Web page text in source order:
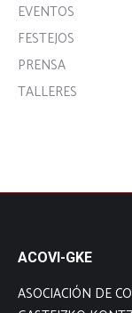
EVENTOS
FESTEJOS
PRENSA
TALLERES
ACOVI-GKE
ASOCIACIÓN DE